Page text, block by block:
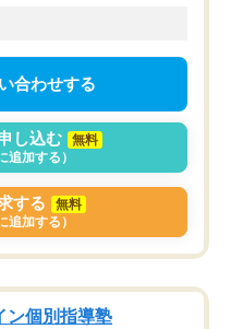
合わせする
し込む
無料
追加する）
する
無料
追加する）
ン個別指導塾